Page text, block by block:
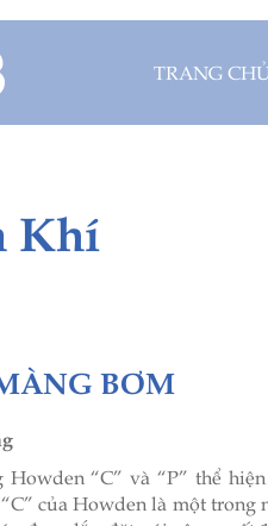
TRANG
Khí
BƠM
“C” và “P” thể
của Howden là một trong